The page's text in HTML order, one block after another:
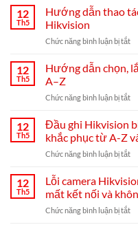
12
Th5
Hướng dẫn thao
Hikvision
Chức năng bình luận bị tắtở
dẫn
đầu
12
Th5
Hướng dẫn chọn,
A–Z
Chức năng bình luận bị tắtở
đặt
đặt
12
Th5
Đầu ghi Hikvision
khắc phục từ A-Z
Chức năng bình luận bị tắtở
bị
mất
12
Th5
Lỗi camera
mất kết nối và
Chức năng bình luận bị tắtở